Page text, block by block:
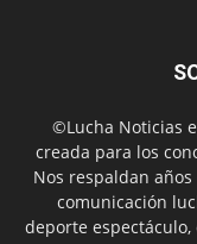
©Lucha Noticias
creada para los
Nos respaldan
comunicación
deporte espectáculo,